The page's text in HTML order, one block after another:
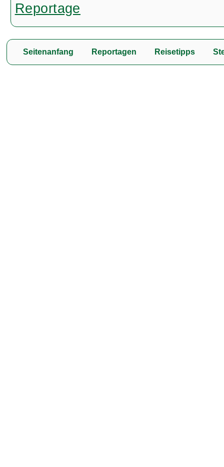
Reportage
Seitenanfang Reportagen Reisetipps